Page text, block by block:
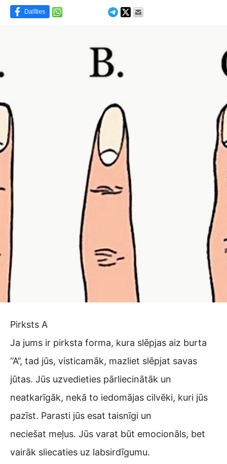
Dalīties
Pirksts A
Ja jums ir pirksta forma, kura slēpjas aiz burta
‘’A’’, tad jūs, visticamāk, mazliet slēpjat savas
jūtas. Jūs uzvedieties pārliecinātāk un
neatkarīgāk, nekā to iedomājas cilvēki, kuri jūs
pazīst. Parasti jūs esat taisnīgi un
neciešat meļus. Jūs varat būt emocionāls, bet
vairāk sliecaties uz labsirdīgumu.